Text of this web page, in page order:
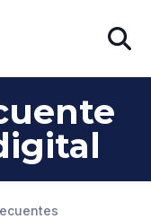
Buscar